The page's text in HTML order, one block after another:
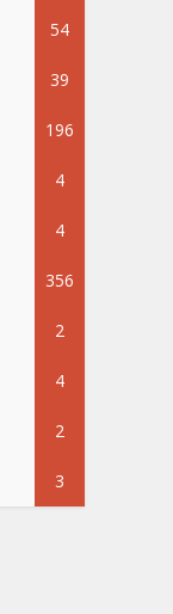
54
39
196
4
4
356
2
4
2
3